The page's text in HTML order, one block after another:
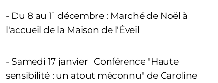
- Du 8 au 11 décembre : Marché de Noël à
l'accueil de la Maison de l'Éveil
- Samedi 17 janvier : Conférence "Haute
sensibilité : un atout méconnu" de Caroline